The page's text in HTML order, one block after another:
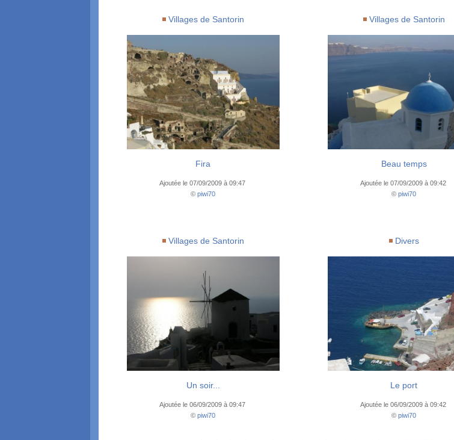
Villages de Santorin
Fira
Ajoutée le 07/09/2009 à 09:47
©piwi70
Villages de Santorin
Beau temps
Ajoutée le 07/09/2009 à 09:42
©piwi70
Villages de Santorin
Un soir...
Ajoutée le 06/09/2009 à 09:47
©piwi70
Divers
Le port
Ajoutée le 06/09/2009 à 09:42
©piwi70